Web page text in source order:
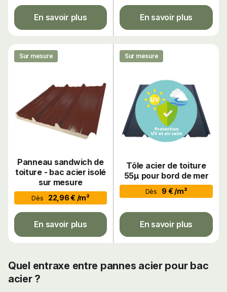
En savoir plus En savoir plus
Sur mesure
Panneau sandwich de
toiture - bac acier isolé
sur mesure
Dès 22,96 € /m²
En savoir plus
Sur mesure
Tôle acier de toiture
55µ pour bord de mer
Dès 9 € /m²
En savoir plus
Quel entraxe entre pannes acier pour bac
acier ?